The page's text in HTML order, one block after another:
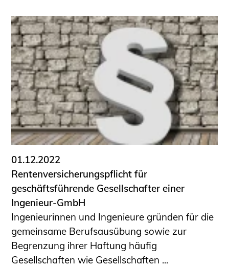
01.12.2022
Rentenversicherungspflicht für
geschäftsführende Gesellschafter einer
Ingenieur-GmbH
Ingenieurinnen und Ingenieure gründen für die
gemeinsame Berufsausübung sowie zur
Begrenzung ihrer Haftung häufig
Gesellschaften wie Gesellschaften ...